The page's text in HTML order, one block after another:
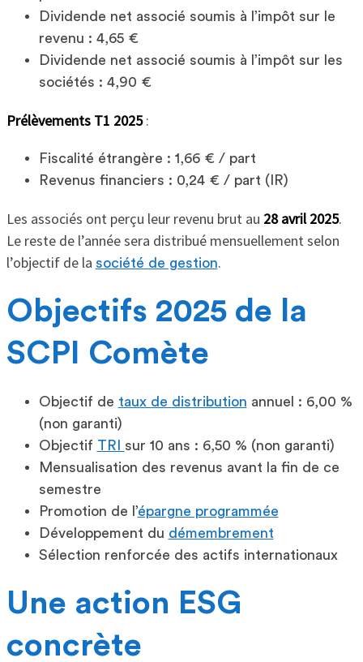
Dividende net associé soumis à l’impôt sur le
revenu : 4,65 €
Dividende net associé soumis à l’impôt sur les
sociétés : 4,90 €
Prélèvements T1 2025:
Fiscalité étrangère : 1,66 € / part
Revenus financiers : 0,24 € / part (IR)
Les associés ont perçu leur revenu brut au 28 avril 2025.
Le reste de l’année sera distribué mensuellement selon
l’objectif de la société de gestion.
Objectifs 2025 de la
SCPI Comète
Objectif de taux de distribution annuel : 6,00 %
(non garanti)
Objectif TRI sur 10 ans : 6,50 % (non garanti)
Mensualisation des revenus avant la fin de ce
semestre
Promotion de l’épargne programmée
Développement du démembrement
Sélection renforcée des actifs internationaux
Une action ESG
concrète